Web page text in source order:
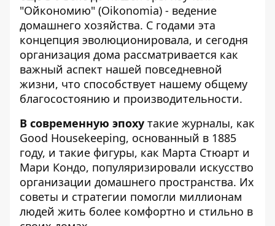
"Ойкономию" (Oikonomia) - ведение
домашнего хозяйства. С годами эта
концепция эволюционировала, и сегодня
организация дома рассматривается как
важный аспект нашей повседневной
жизни, что способствует нашему общему
благосостоянию и производительности.
В современную эпоху такие журналы, как
Good Housekeeping, основанный в 1885
году, и такие фигуры, как Марта Стюарт и
Мари Кондо, популяризировали искусство
организации домашнего пространства. Их
советы и стратегии помогли миллионам
людей жить более комфортно и стильно в